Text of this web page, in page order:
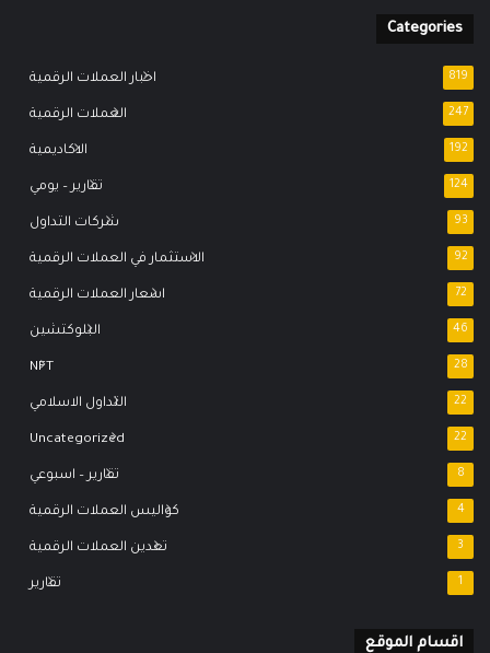
Categories
اخبار العملات الرقمية 819
العملات الرقمية 247
الاكاديمية 192
تقارير – يومي 124
شركات التداول 93
الاستثمار في العملات الرقمية 92
اسعار العملات الرقمية 72
البلوكتشين 46
NFT 28
التداول الاسلامي 22
Uncategorized 22
تقارير – اسبوعي 8
كواليس العملات الرقمية 4
تعدين العملات الرقمية 3
تقارير 1
اقسام الموقع